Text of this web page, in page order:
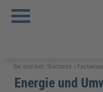
Sie sind hier: Startseite »
Energie und